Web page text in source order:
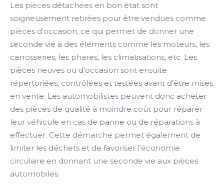
Les pièces détachées en bon état sont
soigneusement retirées pour être vendues comme
pièces d’occasion, ce qui permet de donner une
seconde vie à des éléments comme les moteurs, les
carrosseries, les phares, les climatisations, etc. Les
pièces neuves ou d’occasion sont ensuite
répertoriées, contrôlées et testées avant d’être mises
en vente. Les automobilistes peuvent donc acheter
des pièces de qualité à moindre coût pour réparer
leur véhicule en cas de panne ou de réparations à
effectuer. Cette démarche permet également de
limiter les déchets et de favoriser l’économie
circulaire en donnant une seconde vie aux pièces
automobiles.